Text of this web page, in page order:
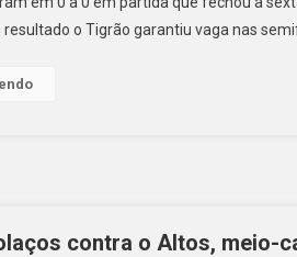
resultado o Tigrão garantiu vaga nas
contra o Altos, meio-